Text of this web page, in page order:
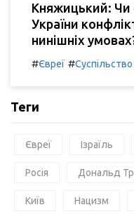
Княжицький: Чи
України
нинішніх
#Євреї #Суспільство
Теги
Євреї Ізраїль
Росія Дональд
Київ Нацизм